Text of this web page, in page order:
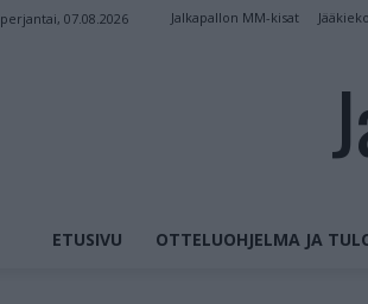
perjantai, 07.08.2026 Jalkapallon MM-kisat
ETUSIVU OTTELUOHJELMA JA